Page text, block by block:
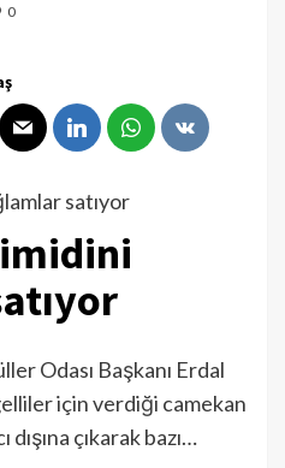
0
Odası Başkanı Erdal
için verdiği camekan
dışına çıkarak bazı…